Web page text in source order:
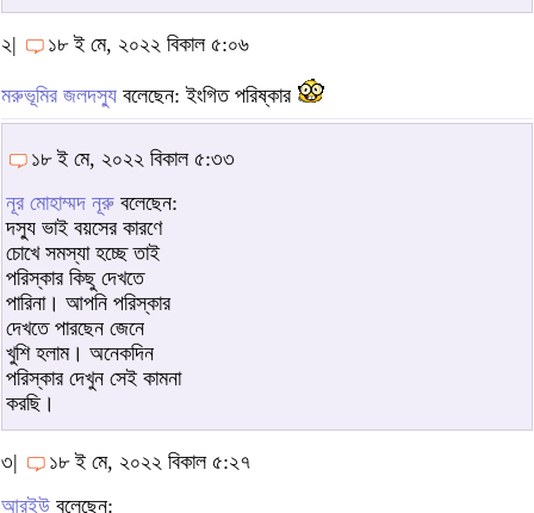
২| ১৮ ই মে, ২০২২ বিকাল ৫:০৬
মরুভূমির জলদস্যু বলেছেন: ইংগিত পরিষ্কার
১৮ ই মে, ২০২২ বিকাল ৫:৩৩
নূর মোহাম্মদ নূরু বলেছেন:
দস্যু ভাই বয়সের কারণে
চোখে সমস্যা হচ্ছে তাই
পরিস্কার কিছু দেখতে
পারিনা। আপনি পরিস্কার
দেখতে পারছেন জেনে
খুশি হলাম। অনেকদিন
পরিস্কার দেখুন সেই কামনা
করছি।
৩|
১৮ ই মে, ২০২২ বিকাল ৫:২৭
আরইউ বলেছেন: